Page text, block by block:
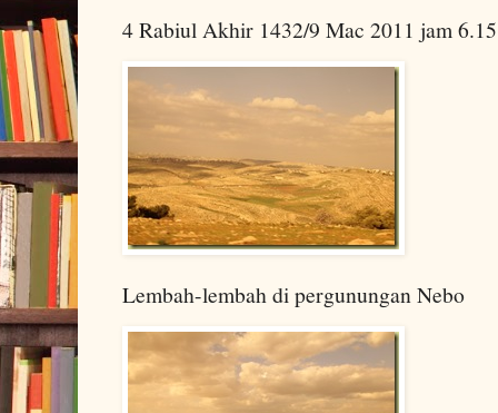
4 Rabiul Akhir 1432/9 Mac 2011 jam
Lembah-lembah di pergunungan Nebo